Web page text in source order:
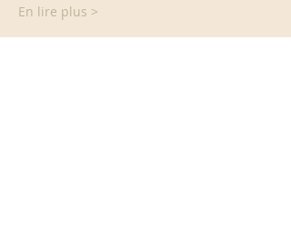
En lire plus >